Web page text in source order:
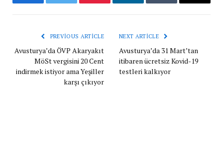
FacebookTwitter Pinterest LinkedInTumblr Email
PREVIOUS ARTICLE
Avusturya’da ÖVP Akaryakıt
MöSt vergisini 20 Cent
indirmek istiyor ama Yeşiller
karşı çıkıyor
NEXT ARTICLE
Avusturya’da 31 Mart’tan
itibaren ücretsiz Kovid-19
testleri kalkıyor